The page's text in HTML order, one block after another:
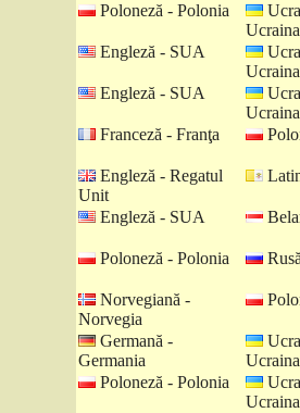
Poloneză - Polonia
Ucraina
Engleză - SUA
Ucraina
Engleză - SUA
Ucraina
Franceză - Franţa
Engleză - Regatul
Unit
Engleză - SUA
Poloneză - Polonia
Norvegiană -
Norvegia
Germană -
Germania
Ucraina
Poloneză - Polonia
Ucraina